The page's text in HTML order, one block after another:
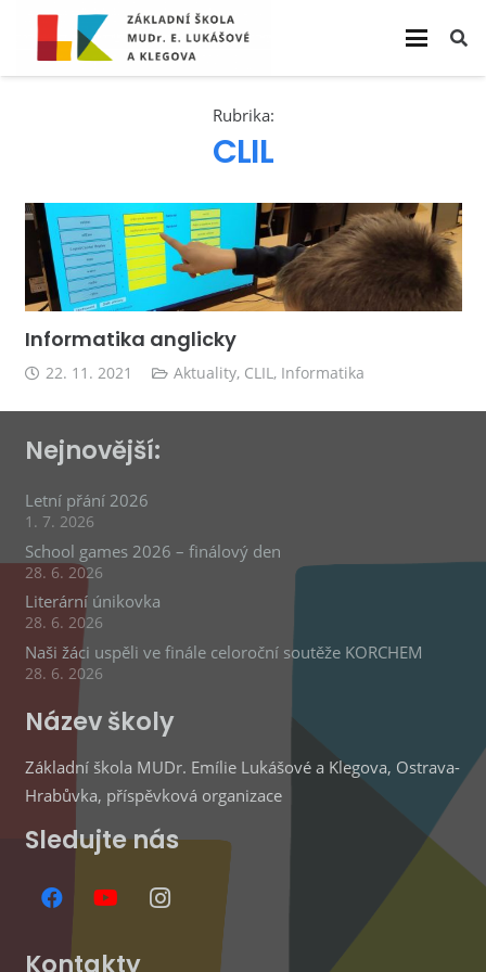
Rubrika:
CLIL
Informatika anglicky
22. 11. 2021 Aktuality, CLIL, Informatika
Nejnovější:
Letní přání 2026
1. 7. 2026
School games 2026 – finálový den
28. 6. 2026
Literární únikovka
28. 6. 2026
Naši žáci uspěli ve finále celoroční soutěže KORCHEM
28. 6. 2026
Název školy
Základní škola MUDr. Emílie Lukášové a Klegova, Ostrava-
Hrabůvka, příspěvková organizace
Sledujte nás
Kontakty